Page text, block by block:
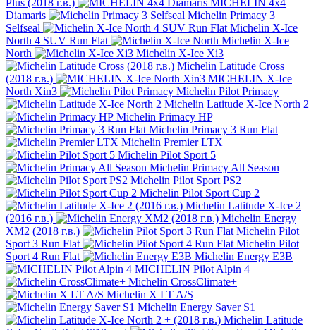
Diamaris
Michelin Primacy 3
Selfseal
Michelin X-Ice
North 4 SUV Run Flat
Michelin X-Ice
North
Michelin X-Ice Xi3
Michelin Latitude Cross
(2018 г.в.)
MICHELIN X-Ice
North Xin3
Michelin Pilot Primacy
Michelin Latitude X-Ice North 2
Michelin Primacy HP
Michelin Primacy 3 Run Flat
Michelin Premier LTX
Michelin Pilot Sport 5
Michelin Primacy All Season
Michelin Pilot Sport PS2
Michelin Pilot Sport Cup 2
Michelin Latitude X-Ice 2
(2016 г.в.)
Michelin Energy
XM2 (2018 г.в.)
Michelin Pilot
Sport 3 Run Flat
Michelin Pilot
Sport 4 Run Flat
Michelin Energy E3B
MICHELIN Pilot Alpin 4
Michelin CrossClimate+
Michelin X LT A/S
Michelin Energy Saver S1
Michelin Latitude